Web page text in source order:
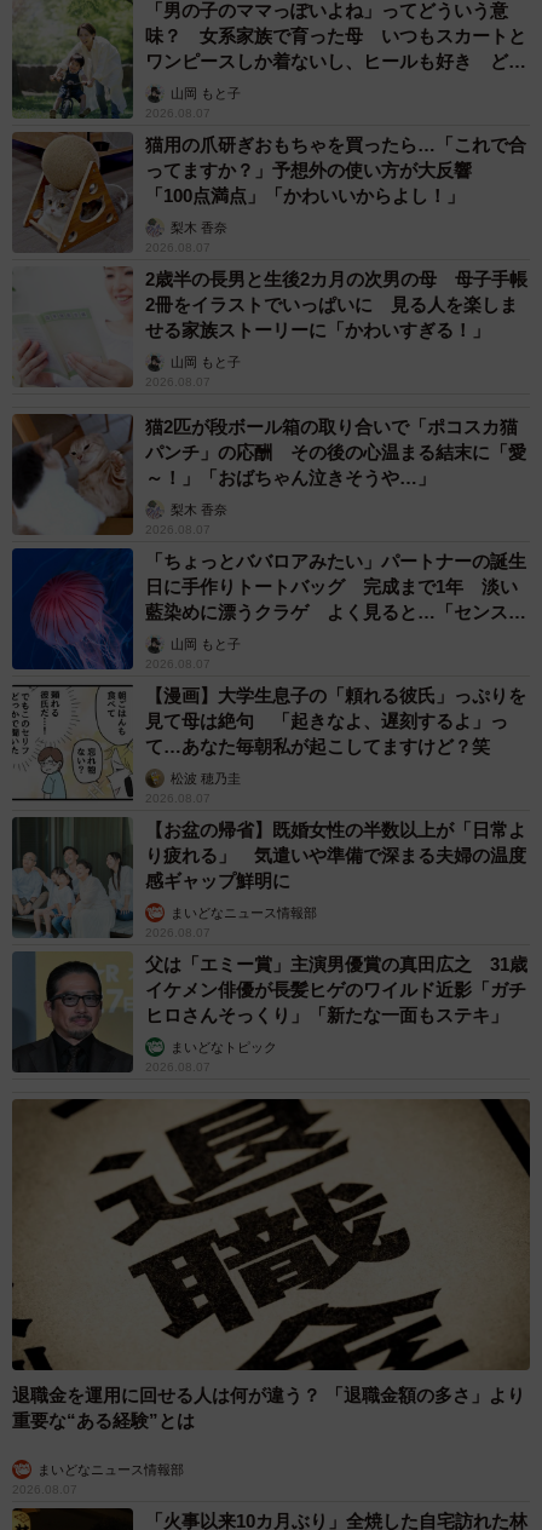
「男の子のママっぽいよね」ってどういう意
味？ 女系家族で育った母 いつもスカートと
ワンピースしか着ないし、ヒールも好き どの
へんが…
山岡 もと子
2026.08.07
猫用の爪研ぎおもちゃを買ったら…「これで合
ってますか？」予想外の使い方が大反響
「100点満点」「かわいいからよし！」
梨木 香奈
2026.08.07
2歳半の長男と生後2カ月の次男の母 母子手帳
2冊をイラストでいっぱいに 見る人を楽しま
せる家族ストーリーに「かわいすぎる！」
山岡 もと子
2026.08.07
猫2匹が段ボール箱の取り合いで「ポコスカ猫
パンチ」の応酬 その後の心温まる結末に「愛
～！」「おばちゃん泣きそうや…」
梨木 香奈
2026.08.07
「ちょっとババロアみたい」パートナーの誕生
日に手作りトートバッグ 完成まで1年 淡い
藍染めに漂うクラゲ よく見ると…「センスす
ごい」山岡 もと子
2026.08.07
【漫画】大学生息子の「頼れる彼氏」っぷりを
見て母は絶句 「起きなよ、遅刻するよ」っ
て…あなた毎朝私が起こしてますけど？笑
松波 穂乃圭
2026.08.07
【お盆の帰省】既婚女性の半数以上が「日常よ
り疲れる」 気遣いや準備で深まる夫婦の温度
感ギャップ鮮明に
まいどなニュース情報部
2026.08.07
父は「エミー賞」主演男優賞の真田広之 31歳
イケメン俳優が長髪ヒゲのワイルド近影「ガチ
ヒロさんそっくり」「新たな一面もステキ」
まいどなトピック
2026.08.07
退職金を運用に回せる人は何が違う？ 「退職金額の多さ」より
重要な“ある経験”とは
まいどなニュース情報部
2026.08.07
「火事以来10カ月ぶり」全焼した自宅訪れた林